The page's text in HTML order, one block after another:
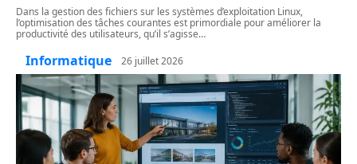
Dans la gestion des fichiers sur les systèmes d’exploitation Linux,
l’optimisation des tâches courantes est primordiale pour améliorer la
productivité des utilisateurs, qu’il s’agisse…
Informatique 26 juillet 2026